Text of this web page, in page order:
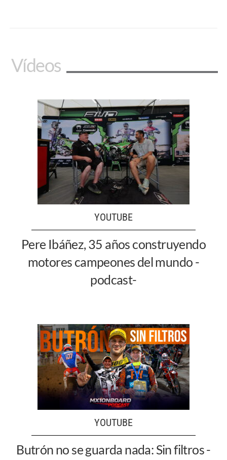
Vídeos
YOUTUBE
Pere Ibáñez, 35 años construyendo
motores campeones del mundo -
podcast-
YOUTUBE
Butrón no se guarda nada: Sin filtros -